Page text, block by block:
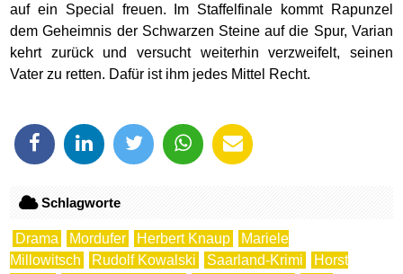
auf ein Special freuen. Im Staffelfinale kommt Rapunzel
dem Geheimnis der Schwarzen Steine auf die Spur, Varian
kehrt zurück und versucht weiterhin verzweifelt, seinen
Vater zu retten. Dafür ist ihm jedes Mittel Recht.
Schlagworte
Drama Mordufer Herbert Knaup
Mariele
Millowitsch
Rudolf Kowalski Saarland-Krimi
Horst